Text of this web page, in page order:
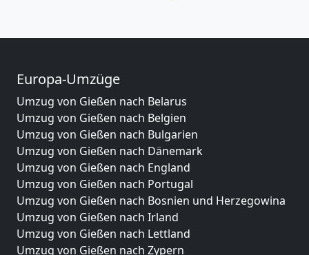
Europa-Umzüge
Umzug von Gießen nach Belarus
Umzug von Gießen nach Belgien
Umzug von Gießen nach Bulgarien
Umzug von Gießen nach Dänemark
Umzug von Gießen nach England
Umzug von Gießen nach Portugal
Umzug von Gießen nach Bosnien und Herzegowina
Umzug von Gießen nach Irland
Umzug von Gießen nach Lettland
Umzug von Gießen nach Zypern